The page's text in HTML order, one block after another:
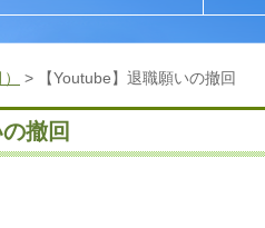
> 【Youtube】退職願いの撤回
撤回